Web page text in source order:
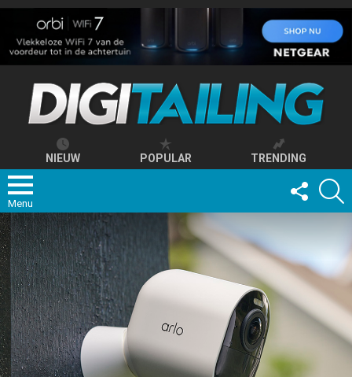
NIEUW POPULAR TRENDING
Menu
FOLLOW
US